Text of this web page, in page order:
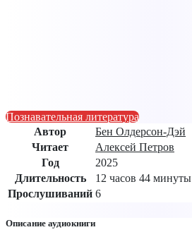
Познавательная литература
Автор
Бен Олдерсон-Дэй
Читает
Алексей Петров
Год
2025
Длительность
12 часов 44 минуты
Прослушиваний 6
Описание аудиокниги